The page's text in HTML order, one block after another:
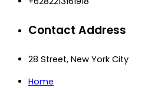
Contact Address
28 Street, New York City
Home